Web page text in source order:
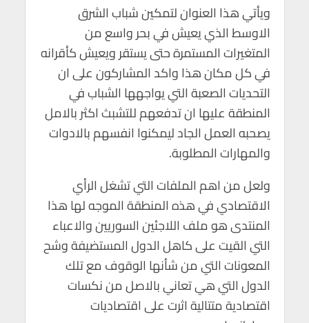
ويأتي هذا العنوان لتمكين شباب الشرق
الاوسط الذي يعيش في بحر واسع من
المتغيرات المستمرة حتى يستقر ويعيش كأقرانه
في كل مكان هذا واكد المشاركون على ان
التحديات الصعبة التي يواجهها الشباب في
المنطقة عليها ان تدفعهم للتشبث اكثر بالامل
يصحبه العمل الجاد ليمكنوا انفسهم بالادوات
والمهارات المطلوبة.
ولعل من اهم الملفات التي تشغل الرأي
الاقتصادي في هذه المنطقة الموجه لها هذا
المنتدى هو ملف اللاجئين السوريين والاعباء
التي القيت على كاهل الدول المستضيفة وشح
المعونات التي من شأنها الوقوف مع تلك
الدول التي هي تعاني بالاصل من نكسات
اقتصادية متتالية اثرت على اقتصاديات